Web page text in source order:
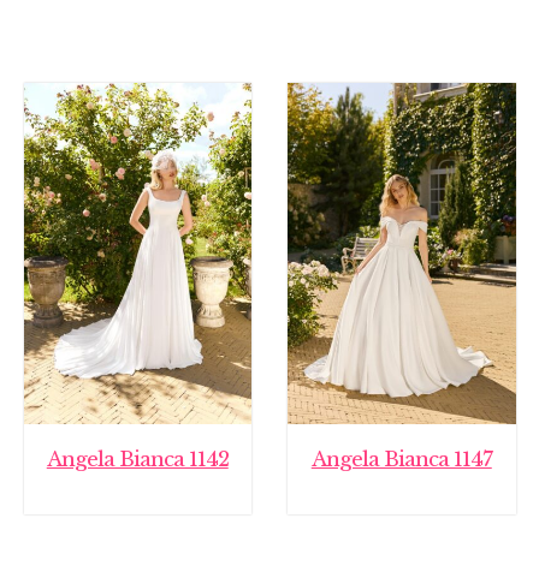
Angela Bianca 1142 Angela Bianca 1147